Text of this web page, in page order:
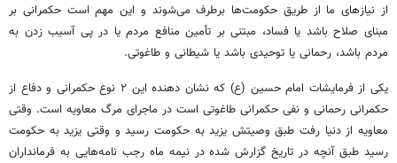
از نیازهای ما از طریق حکومت‌ها برطرف می‌شوند و این مهم است حکمرانی بر
مبنای صلاح باشد یا فساد، مبتنی بر تأمین منافع مردم یا در پی آسیب زدن به
مردم باشد، رحمانی یا توحیدی باشد یا شیطانی و طاغوتی.
یکی از فرمایشات امام حسین (ع)
که نشان دهنده این ۲ نوع حکمرانی و دفاع از
حکمرانی رحمانی و نفی حکمرانی طاغوتی است در ماجرای مرگ معاویه است. وقتی
معاویه از دنیا رفت طبق وصیتش یزید به حکومت رسید و وقتی یزید به حکومت
رسید طبق آنچه در تاریخ گزارش شده در نیمه ماه رجب نامه‌هایی به فرمانداران